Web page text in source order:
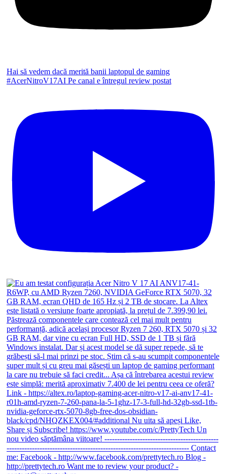
Hai să vedem dacă merită banii laptopul de gaming
#AcerNitroV17AI Pe canal e întregul review postat